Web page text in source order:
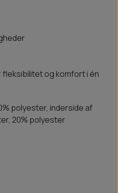
og komfort i én
polyester, inderside af
20% polyester